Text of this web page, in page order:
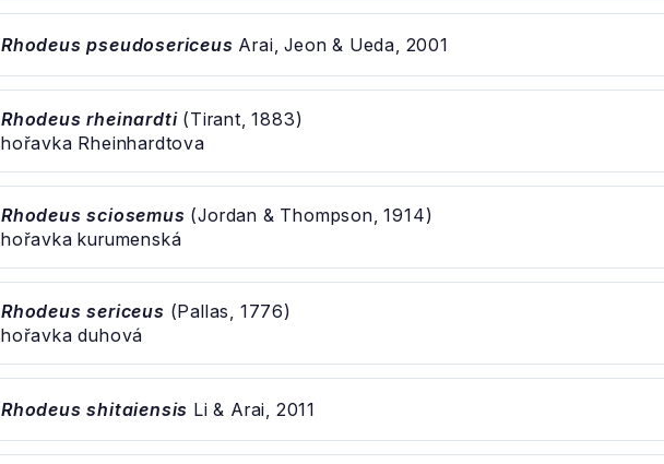
Rhodeus pseudosericeus Arai, Jeon & Ueda, 2001
Rhodeus rheinardti(Tirant, 1883)
hořavka Rheinhardtova
Rhodeus sciosemus (Jordan & Thompson, 1914)
hořavka kurumenská
Rhodeus sericeus (Pallas, 1776)
hořavka duhová
Rhodeus shitaiensis Li & Arai, 2011